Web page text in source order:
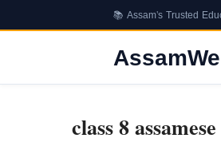
to
📚 Assam's Trusted
class 8 assamese